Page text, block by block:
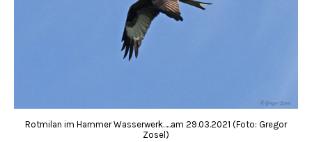
Rotmilan im Hammer Wasserwerk…..am 29.03.2021 (Foto: Gregor
Zosel)